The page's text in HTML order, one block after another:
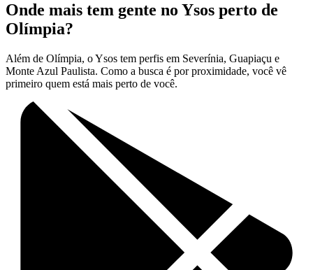
Onde mais tem gente no Ysos perto de
Olímpia?
Além de Olímpia, o Ysos tem perfis em Severínia, Guapiaçu e
Monte Azul Paulista. Como a busca é por proximidade, você vê
primeiro quem está mais perto de você.